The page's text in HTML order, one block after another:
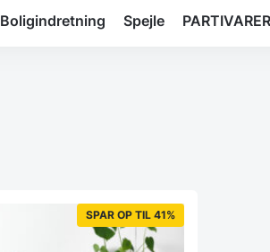
Boligindretning Spejle
SPAR OP TIL 41%